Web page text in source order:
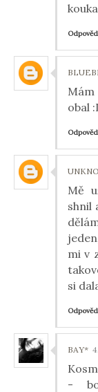
obal
Mě
shnil
mi v
si
BAY*
-